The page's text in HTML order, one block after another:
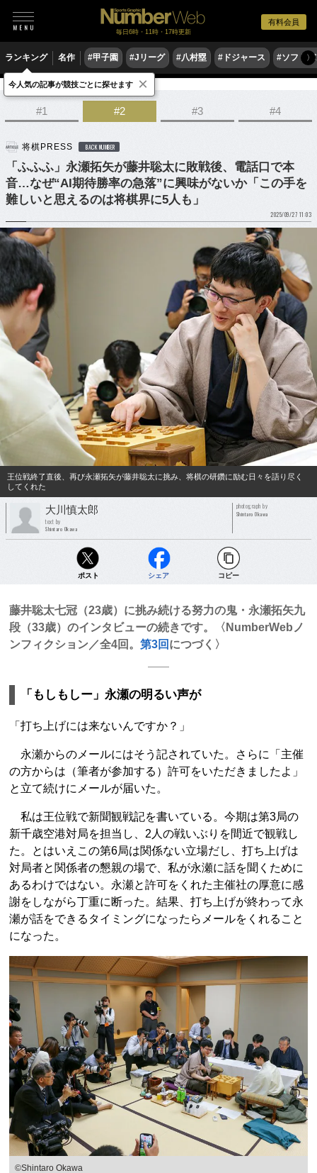
有料会員
毎日6時・11時・17時更新
ランキング 名作 #甲子園 #Jリーグ #八村塁 #ドジャース #ソフト〉
ゲーム 将棋
#1 #2 #3 #4
将棋PRESS BACK NUMBER
「ふふふ」永瀬拓矢が藤井聡太に敗戦後、電話口で本
音…なぜ“AI期待勝率の急落”に興味がないか「この手を
難しいと思えるのは将棋界に5人も」
2025/09/27 11:03
王位戦終了直後、再び永瀬拓矢が藤井聡太に挑み、将棋の研鑽に励む日々を語り尽く
してくれた
大川慎太郎
text by
Shintaro Okawa
photograph by
Shintaro Okawa
ポスト シェア コピー
藤井聡太七冠（23歳）に挑み続ける努力の鬼・永瀬拓矢九
段（33歳）のインタビューの続きです。〈NumberWebノ
ンフィクション／全4回。 第3回 につづく〉
「もしもしー」永瀬の明るい声が
「打ち上げには来ないんですか？」
永瀬からのメールにはそう記されていた。さらに「主催
の方からは（筆者が参加する）許可をいただきましたよ」
と立て続けにメールが届いた。
私は王位戦で新聞観戦記を書いている。今期は第3局の
新千歳空港対局を担当し、2人の戦いぶりを間近で観戦し
た。とはいえこの第6局は関係ない立場だし、打ち上げは
対局者と関係者の懇親の場で、私が永瀬に話を聞くために
あるわけではない。永瀬と許可をくれた主催社の厚意に感
謝をしながら丁重に断った。結果、打ち上げが終わって永
瀬が話をできるタイミングになったらメールをくれること
になった。
©Shintaro Okawa
今人気の記事が競技ごとに探せます ×